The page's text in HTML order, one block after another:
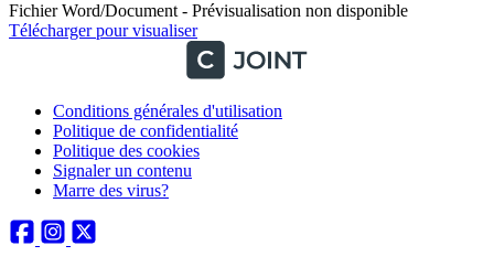
Fichier Word/Document - Prévisualisation non disponible
Télécharger pour visualiser
Conditions générales d'utilisation
Politique de confidentialité
Politique des cookies
Signaler un contenu
Marre des virus?